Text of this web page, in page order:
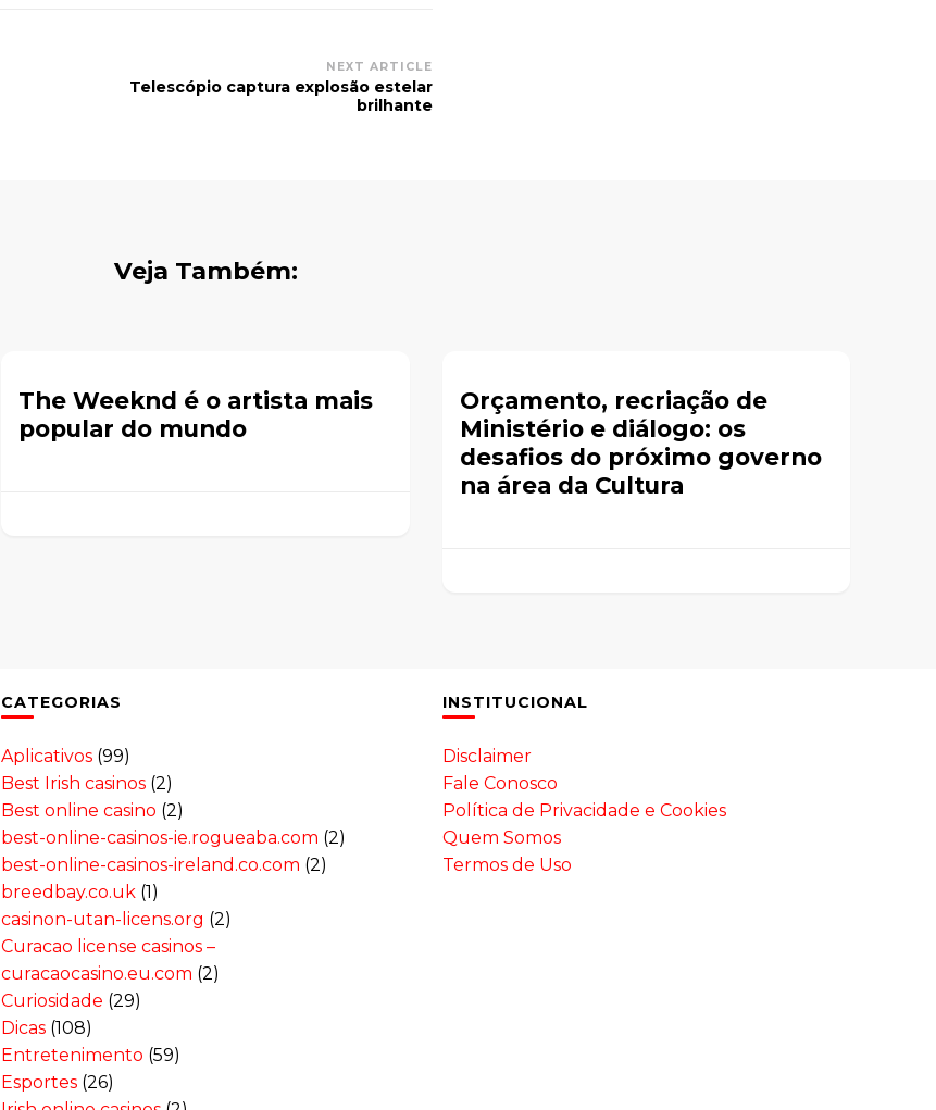
NEXT ARTICLE
Telescópio captura explosão estelar
brilhante
Veja Também:
The Weeknd é o artista mais
popular do mundo
Orçamento, recriação de
Ministério e diálogo: os
desafios do próximo governo
na área da Cultura
CATEGORIAS
Aplicativos (99)
Best Irish casinos (2)
Best online casino (2)
best-online-casinos-ie.rogueaba.com (2)
best-online-casinos-ireland.co.com (2)
breedbay.co.uk (1)
casinon-utan-licens.org (2)
Curacao license casinos –
curacaocasino.eu.com (2)
Curiosidade (29)
Dicas (108)
Entretenimento (59)
Esportes (26)
INSTITUCIONAL
Disclaimer
Fale Conosco
Política de Privacidade e Cookies
Quem Somos
Termos de Uso